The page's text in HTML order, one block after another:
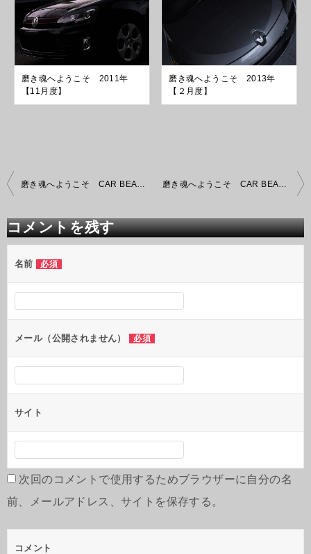
磨き魂へようこそ 2011年
【11月度】
磨き魂へようこそ 2013年
【２月度】
投
稿
ビ
ゲ
ー
シ
ン
磨き魂へようこそ CAR BEAUTY PRO 2015年【11月度】 プロ ガラスコーティング 磨き魂へようこそ CAR BEAUTY PRO 2015年【12月度】 プロ ガラスコーティング
コメントを残す
名前 必須
メール（公開されません） 必須
サイト
次回のコメントで使用するためブラウザーに自分の名
前、メールアドレス、サイトを保存する。
コメント